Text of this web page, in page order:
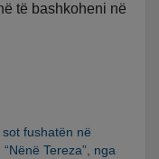
të bashkoheni në
sot fushatën në
Tereza”, nga